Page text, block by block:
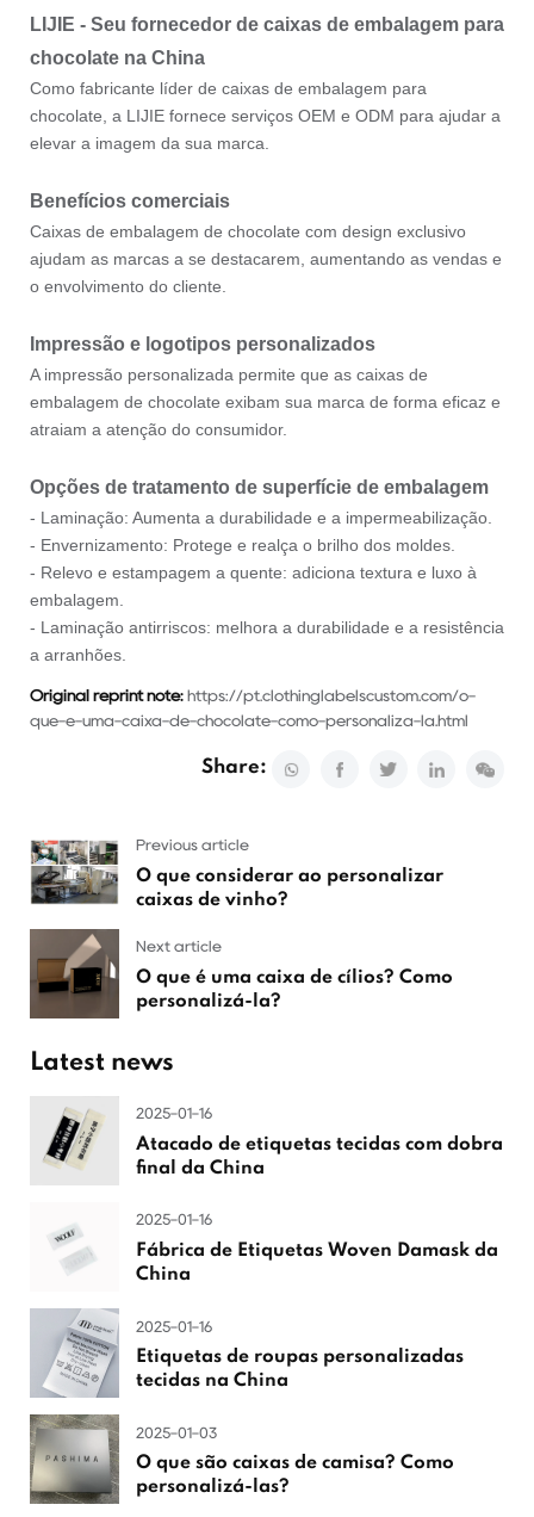
LIJIE - Seu fornecedor de caixas de embalagem para
chocolate na China
Como fabricante líder de caixas de embalagem para
chocolate, a LIJIE fornece serviços OEM e ODM para ajudar a
elevar a imagem da sua marca.
Benefícios comerciais
Caixas de embalagem de chocolate com design exclusivo
ajudam as marcas a se destacarem, aumentando as vendas e
o envolvimento do cliente.
Impressão e logotipos personalizados
A impressão personalizada permite que as caixas de
embalagem de chocolate exibam sua marca de forma eficaz e
atraiam a atenção do consumidor.
Opções de tratamento de superfície de embalagem
- Laminação: Aumenta a durabilidade e a impermeabilização.
- Envernizamento: Protege e realça o brilho dos moldes.
- Relevo e estampagem a quente: adiciona textura e luxo à
embalagem.
- Laminação antirriscos: melhora a durabilidade e a resistência
a arranhões.
Original reprint note: https://pt.clothinglabelscustom.com/o-
que-e-uma-caixa-de-chocolate-como-personaliza-la.html
Share:
Previous article
O que considerar ao personalizar
caixas de vinho?
Next article
O que é uma caixa de cílios? Como
personalizá-la?
Latest news
2025-01-16
Atacado de etiquetas tecidas com dobra
final da China
2025-01-16
Fábrica de Etiquetas Woven Damask da
China
2025-01-16
Etiquetas de roupas personalizadas
tecidas na China
2025-01-03
O que são caixas de camisa? Como
personalizá-las?